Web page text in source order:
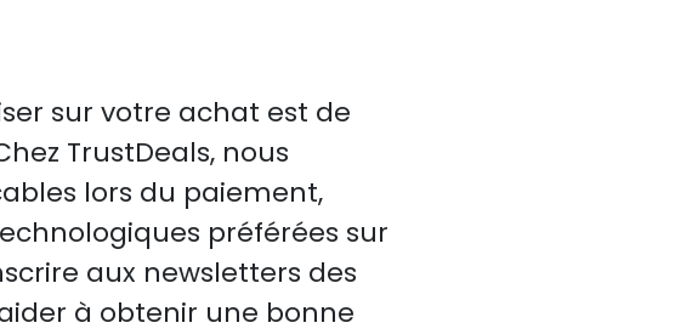
sur votre achat est de
TrustDeals, nous
lors du paiement,
préférées sur
aux newsletters des
à obtenir une bonne